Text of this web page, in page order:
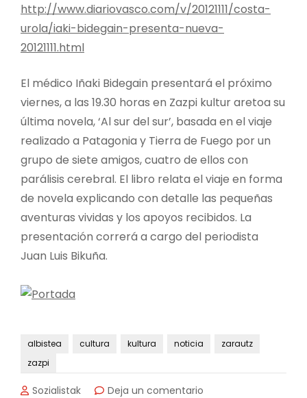
http://www.diariovasco.com/v/20121111/costa-
urola/iaki-bidegain-presenta-nueva-
20121111.html
El médico Iñaki Bidegain presentará el próximo
viernes, a las 19.30 horas en Zazpi kultur aretoa su
última novela, ‘Al sur del sur’, basada en el viaje
realizado a Patagonia y Tierra de Fuego por un
grupo de siete amigos, cuatro de ellos con
parálisis cerebral. El libro relata el viaje en forma
de novela explicando con detalle las pequeñas
aventuras vividas y los apoyos recibidos. La
presentación correrá a cargo del periodista
Juan Luis Bikuña.
albistea cultura kultura noticia
zarautz
zazpi
Sozialistak Deja un comentario